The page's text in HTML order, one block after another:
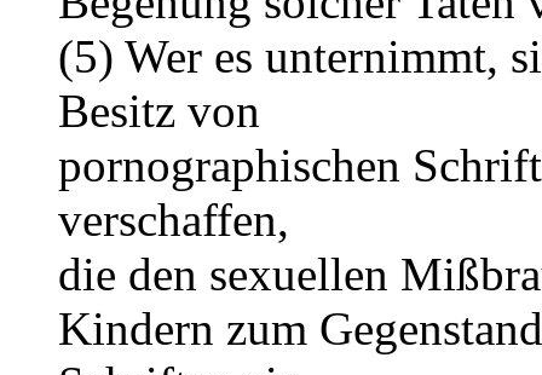
(5) Wer es unternimmt,
Besitz von
pornographischen
verschaffen,
die den sexuellen
Kindern zum